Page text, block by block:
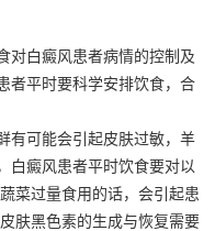
对白癜风患者病情的控制及
者平时要科学安排饮食，合
有可能会引起皮肤过敏，羊
白癜风患者平时饮食要对以
菜过量食用的话，会引起患
肤黑色素的生成与恢复需要